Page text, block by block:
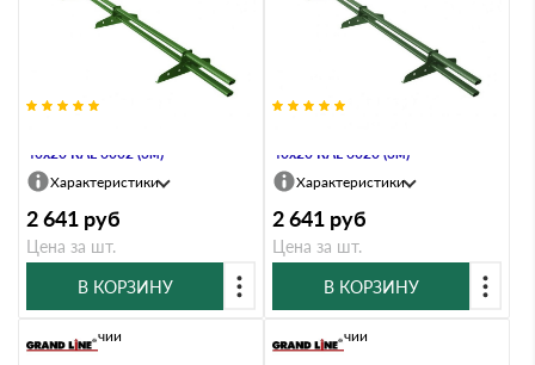
40х20 RAL 6002 (3м)
Характеристики
2 641 руб
Цена за шт.
В КОРЗИНУ
40х20 RAL 6020 (3м)
Характеристики
2 641 руб
Цена за шт.
В КОРЗИНУ
В наличии В наличии